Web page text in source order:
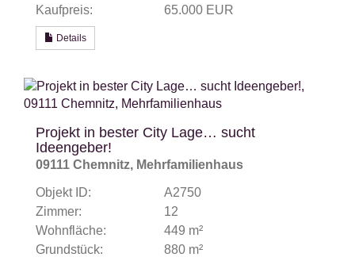
Kaufpreis:
65.000 EUR
Details
Projekt in bester City Lage… sucht
Ideengeber!
09111 Chemnitz, Mehrfamilienhaus
Objekt ID:
A2750
Zimmer:
12
Wohnfläche:
449 m²
Grundstück:
880 m²